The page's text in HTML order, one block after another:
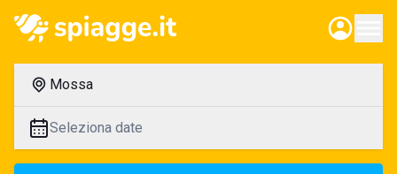
Mossa
Seleziona date